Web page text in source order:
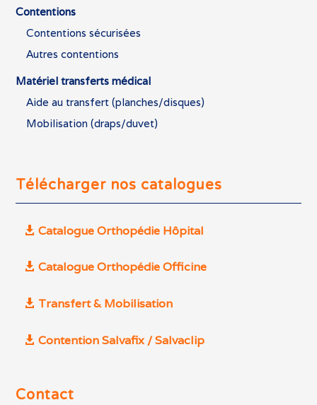
Contentions
Contentions sécurisées
Autres contentions
Matériel transferts médical
Aide au transfert (planches/disques)
Mobilisation (draps/duvet)
Télécharger nos catalogues
Catalogue Orthopédie Hôpital
Catalogue Orthopédie Officine
Transfert & Mobilisation
Contention Salvafix / Salvaclip
Contact